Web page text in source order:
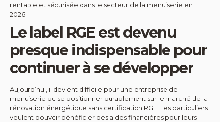
rentable et sécurisée dans le secteur de la menuiserie en
2026.
Le label RGE est devenu
presque indispensable pour
continuer à se développer
Aujourd’hui, il devient difficile pour une entreprise de
menuiserie de se positionner durablement sur le marché de la
rénovation énergétique sans certification RGE. Les particuliers
veulent pouvoir bénéficier des aides financières pour leurs